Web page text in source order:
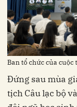
Ban tổ chức của cuộc
Đứng sau mùa
tịch Câu lạc bộ